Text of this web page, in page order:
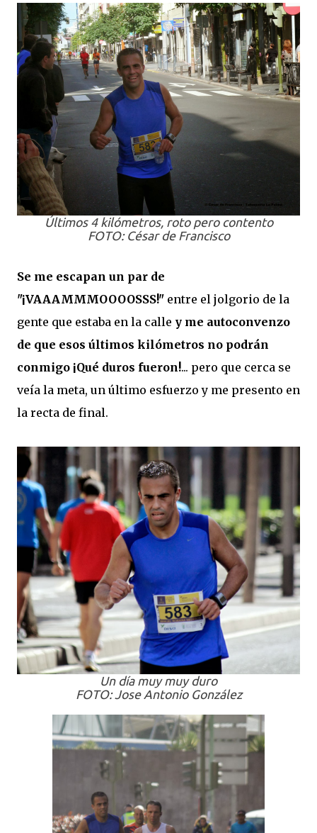
Últimos 4 kilómetros, roto pero contento
FOTO: César de Francisco
Se me escapan un par de
"¡VAAAMMMOOOOSSS!" entre el jolgorio de la
gente que estaba en la calle y me autoconvenzo
de que esos últimos kilómetros no podrán
conmigo ¡Qué duros fueron!... pero que cerca se
veía la meta, un último esfuerzo y me presento en
la recta de final.
Un día muy muy duro
FOTO: Jose Antonio González